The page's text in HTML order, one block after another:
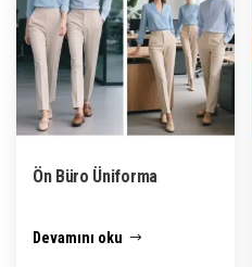
Ön Büro Üniforma
Devamını oku